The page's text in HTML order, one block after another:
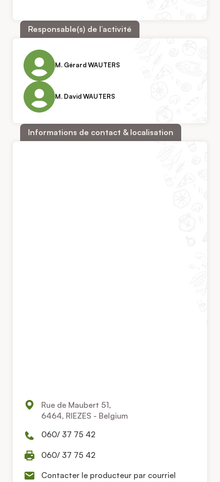
Responsable(s) de l’activité
M. Gérard WAUTERS
M. David WAUTERS
Informations de contact & localisation
Rue de Maubert 51,
6464, RIEZES - Belgium
060/ 37 75 42
060/ 37 75 42
Contacter le producteur par courriel